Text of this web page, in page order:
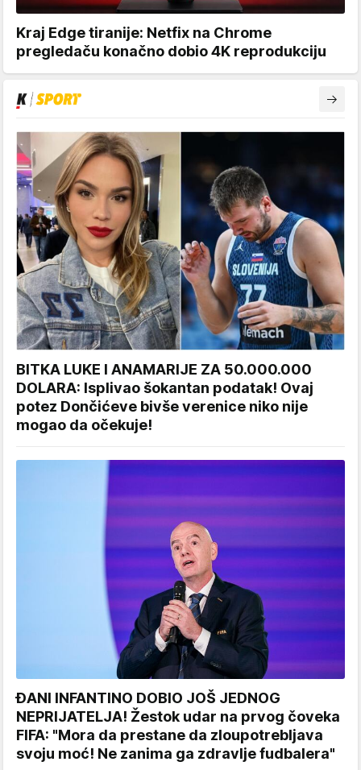
Kraj Edge tiranije: Netfix na Chrome
pregledaču konačno dobio 4K reprodukciju
BITKA LUKE I ANAMARIJE ZA 50.000.000
DOLARA: Isplivao šokantan podatak! Ovaj
potez Dončićeve bivše verenice niko nije
mogao da očekuje!
ĐANI INFANTINO DOBIO JOŠ JEDNOG
NEPRIJATELJA! Žestok udar na prvog čoveka
FIFA: "Mora da prestane da zloupotrebljava
svoju moć! Ne zanima ga zdravlje fudbalera"